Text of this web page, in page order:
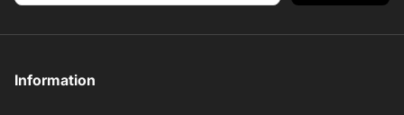
Information